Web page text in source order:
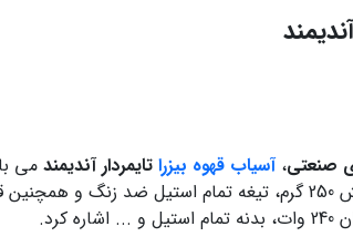
صنعتی،آسیاب قهوه بیزرا تایمردار آندیمند می